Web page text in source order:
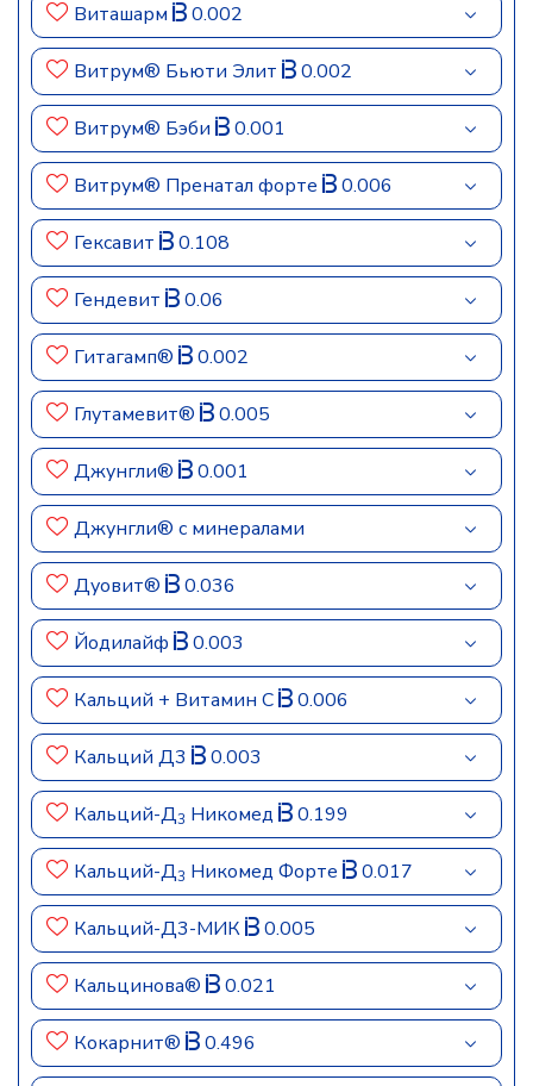
Виташарм 0.002
Витрум® Бьюти Элит 0.002
Витрум® Бэби 0.001
Витрум® Пренатал форте 0.006
Гексавит 0.108
Гендевит 0.06
Гитагамп® 0.002
Глутамевит® 0.005
Джунгли® 0.001
Джунгли® с минералами
Дуовит® 0.036
Йодилайф 0.003
Кальций + Витамин C 0.006
Кальций Д3 0.003
Кальций-Д3 Никомед 0.199
Кальций-Д3 Никомед Форте 0.017
Кальций-Д3-МИК 0.005
Кальцинова® 0.021
Кокарнит® 0.496